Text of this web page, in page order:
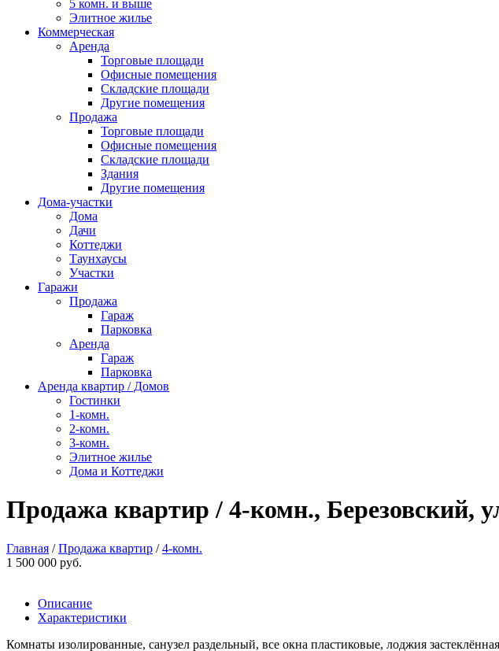
5 комн. и выше
Элитное жилье
Коммерческая
Аренда
Торговые площади
Офисные помещения
Складские площади
Другие помещения
Продажа
Торговые площади
Офисные помещения
Складские площади
Здания
Другие помещения
Дома-участки
Дома
Дачи
Коттеджи
Таунхаусы
Участки
Гаражи
Продажа
Гараж
Парковка
Аренда
Гараж
Парковка
Аренда квартир / Домов
Гостинки
1-комн.
2-комн.
3-комн.
Элитное жилье
Дома и Коттеджи
Продажа квартир / 4-комн., Березовский,
Главная /Продажа квартир /4-комн.
1 500 000 руб.
Описание
Характеристики
Комнаты изолированные, санузел раздельный, все окна пластиковые, лоджия